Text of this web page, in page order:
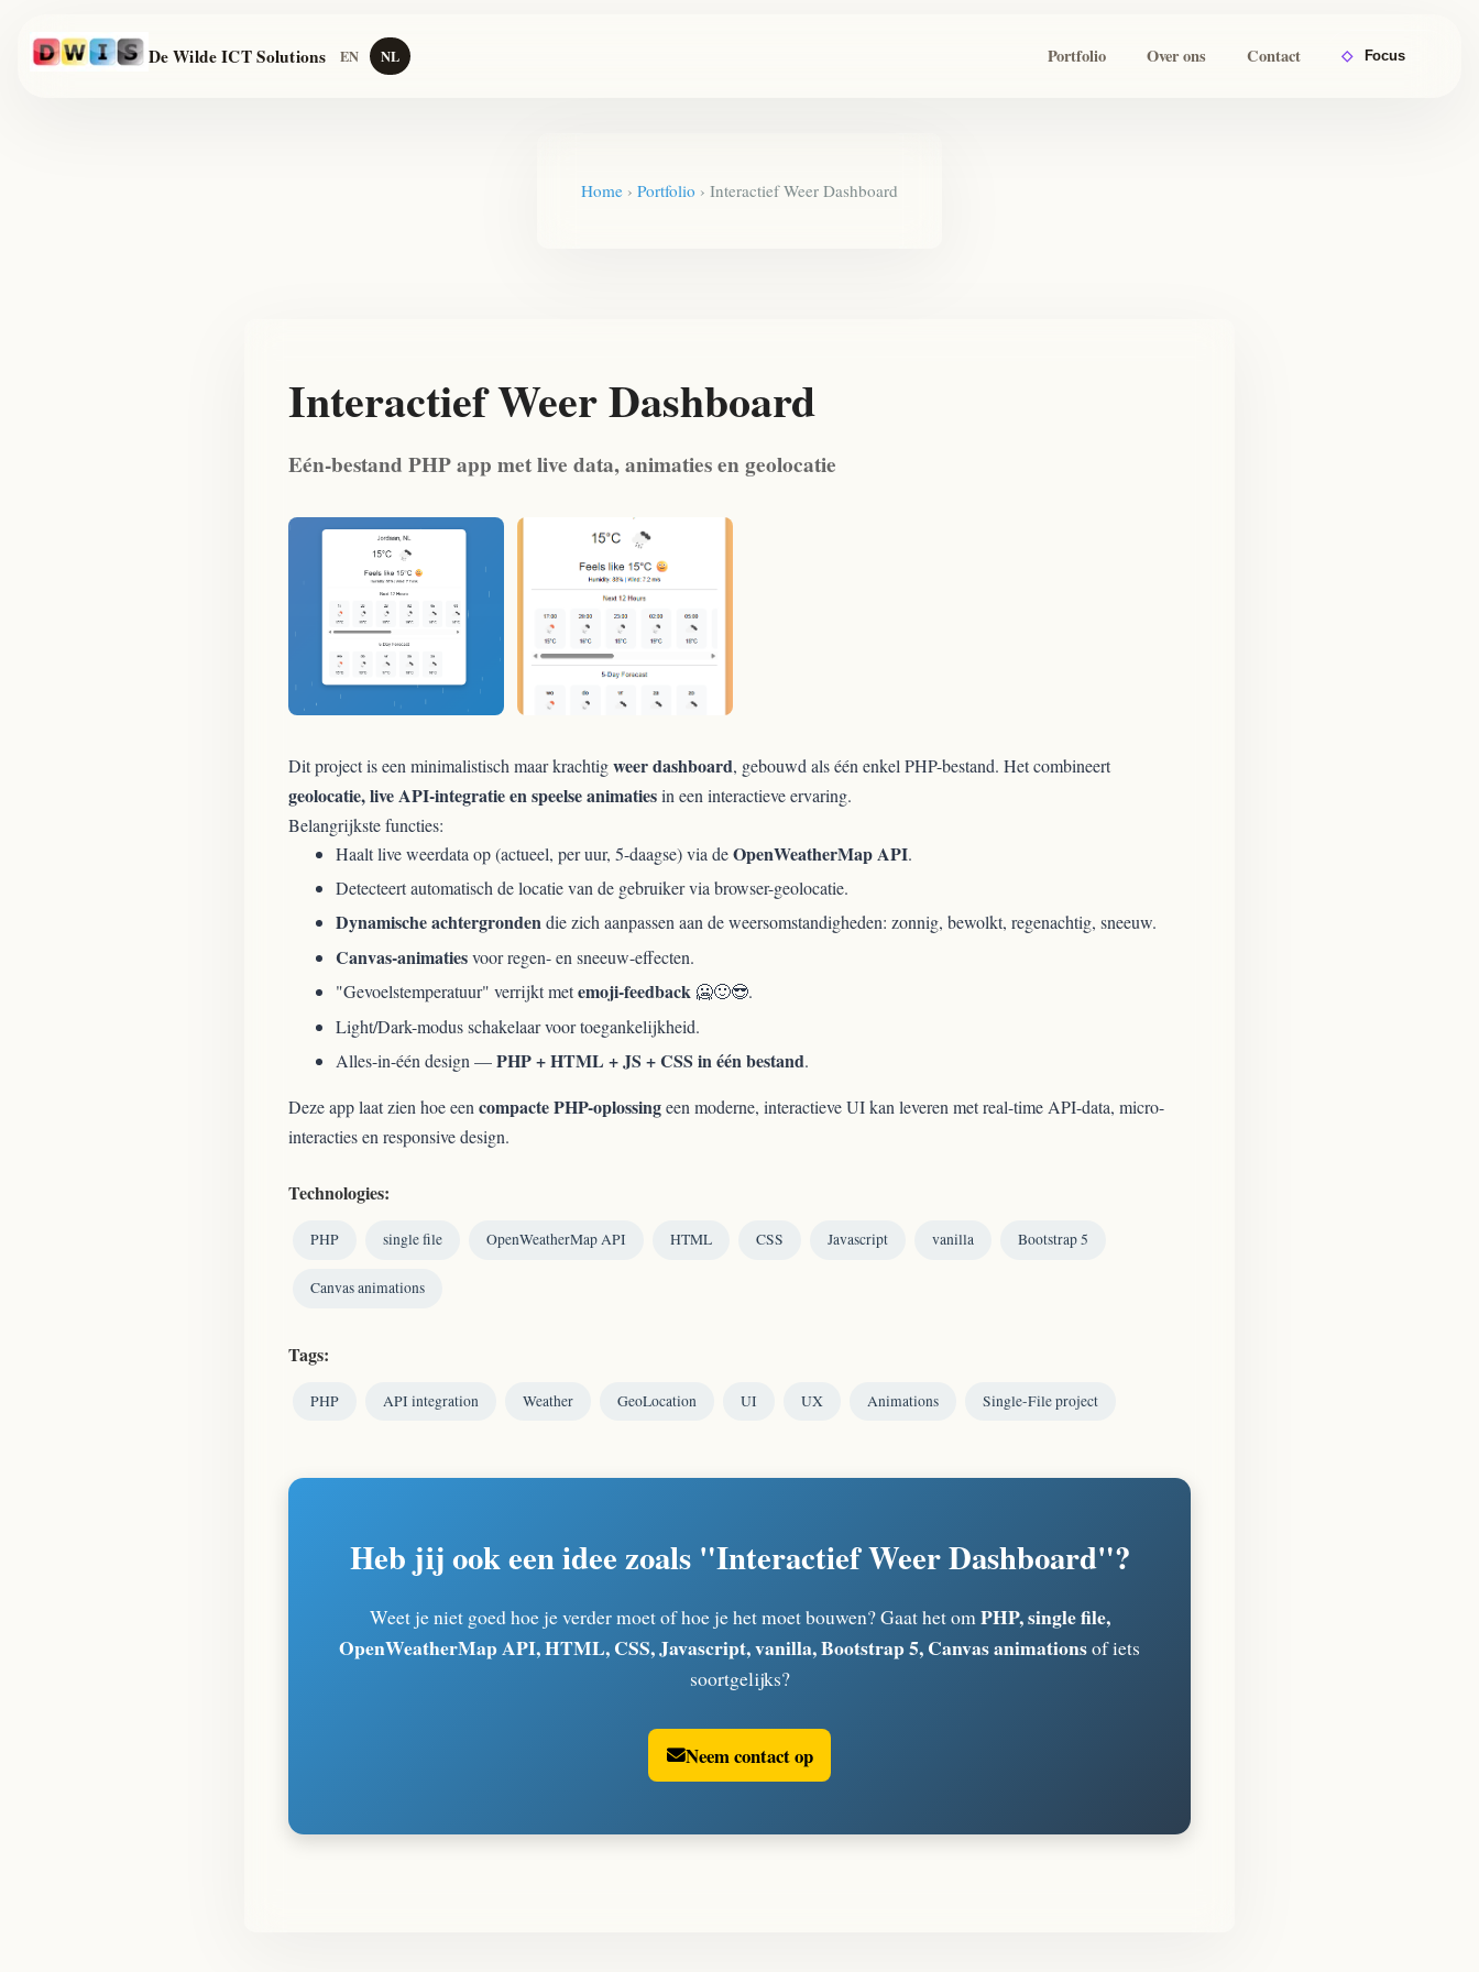
De Wilde ICT Solutions EN NL Portfolio Over ons Contact ◇ Focus
Home › Portfolio › Interactief Weer Dashboard
Interactief Weer Dashboard
Eén-bestand PHP app met live data, animaties en geolocatie
Dit project is een minimalistisch maar krachtigweer dashboard, gebouwd als één enkel PHP-bestand. Het combineert
geolocatie, live API-integratie en speelse animatiesin een interactieve ervaring.
Belangrijkste functies:
Haalt live weerdata op (actueel, per uur, 5-daagse) via deOpenWeatherMap API.
Detecteert automatisch de locatie van de gebruiker via browser-geolocatie.
Dynamische achtergrondendie zich aanpassen aan de weersomstandigheden: zonnig, bewolkt, regenachtig, sneeuw.
Canvas-animatiesvoor regen- en sneeuw-effecten.
"Gevoelstemperatuur" verrijkt metemoji-feedback 🥶🙂😎.
Light/Dark-modus schakelaar voor toegankelijkheid.
Alles-in-één design —PHP + HTML + JS + CSS in één bestand.
Deze app laat zien hoe een compacte PHP-oplossingeen moderne, interactieve UI kan leveren met real-time API-data, micro-
interacties en responsive design.
Technologies:
PHP single file OpenWeatherMap API HTML CSS Javascript vanilla Bootstrap 5
Canvas animations
Tags:
PHP API integration Weather GeoLocation UI UX Animations Single-File project
Heb jij ook een idee zoals "Interactief Weer Dashboard"?
Weet je niet goed hoe je verder moet of hoe je het moet bouwen? Gaat het omPHP, single file,
OpenWeatherMap API, HTML, CSS, Javascript, vanilla, Bootstrap 5, Canvas animationsof iets
soortgelijks?
Neem contact op